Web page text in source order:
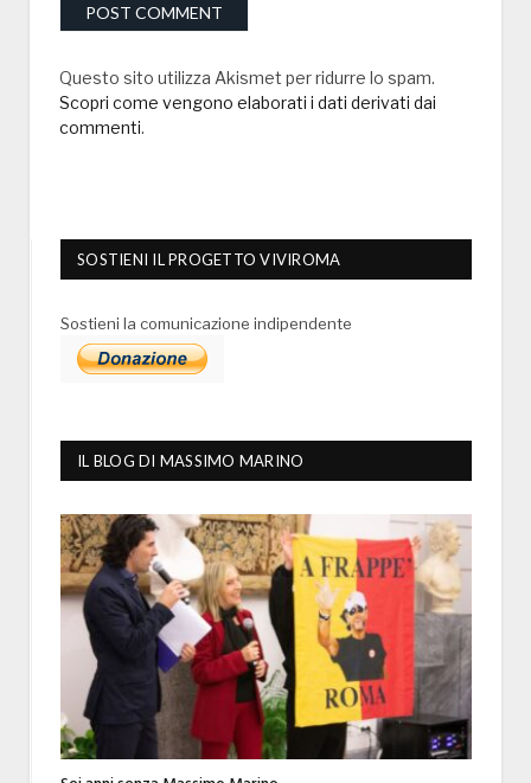
Questo sito utilizza Akismet per ridurre lo spam.
Scopri come vengono elaborati i dati derivati dai
commenti.
SOSTIENI IL PROGETTO VIVIROMA
Sostieni la comunicazione indipendente
IL BLOG DI MASSIMO MARINO